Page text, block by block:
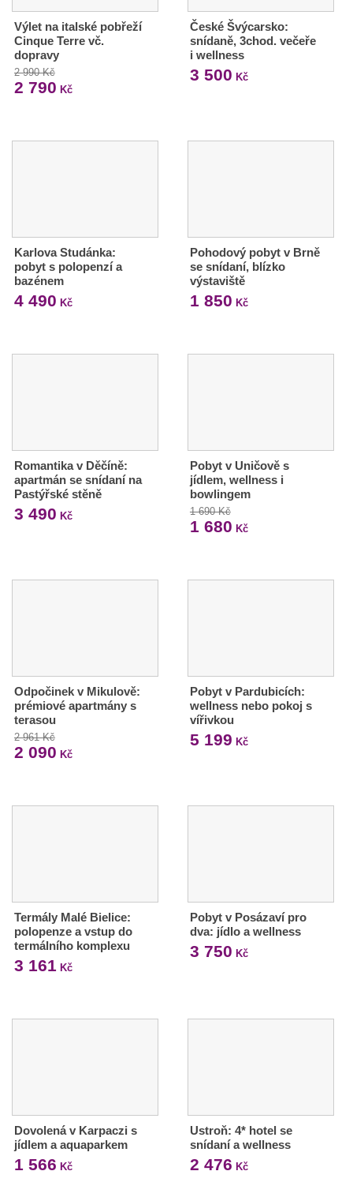
Výlet na italské pobřeží
Cinque Terre vč.
dopravy
2 990 Kč
2 790 Kč
České Švýcarsko:
snídaně, 3chod. večeře
i wellness
3 500 Kč
Karlova Studánka:
pobyt s polopenzí a
bazénem
4 490 Kč
Pohodový pobyt v Brně
se snídaní, blízko
výstaviště
1 850 Kč
Romantika v Děčíně:
apartmán se snídaní na
Pastýřské stěně
3 490 Kč
Pobyt v Uničově s
jídlem, wellness i
bowlingem
1 690 Kč
1 680 Kč
Odpočinek v Mikulově:
prémiové apartmány s
terasou
2 961 Kč
2 090 Kč
Pobyt v Pardubicích:
wellness nebo pokoj s
vířivkou
5 199 Kč
Termály Malé Bielice:
polopenze a vstup do
termálního komplexu
3 161 Kč
Pobyt v Posázaví pro
dva: jídlo a wellness
3 750 Kč
Dovolená v Karpaczi s
jídlem a aquaparkem
1 566 Kč
Ustroň: 4* hotel se
snídaní a wellness
2 476 Kč